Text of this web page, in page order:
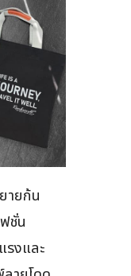
ายก้น
ชั่น
งและ